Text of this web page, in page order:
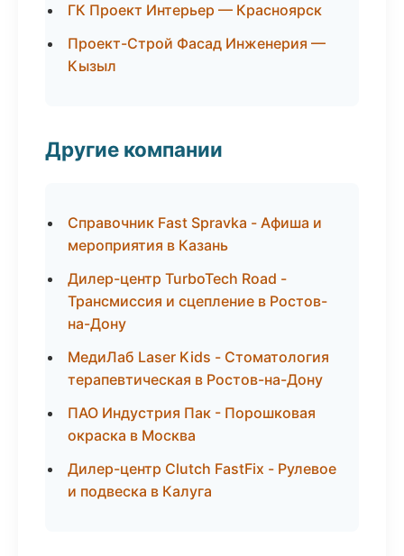
ГК Проект Интерьер — Красноярск
Проект-Строй Фасад Инженерия —
Кызыл
Другие компании
Справочник Fast Spravka - Афиша и
мероприятия в Казань
Дилер-центр TurboTech Road -
Трансмиссия и сцепление в Ростов-
на-Дону
МедиЛаб Laser Kids - Стоматология
терапевтическая в Ростов-на-Дону
ПАО Индустрия Пак - Порошковая
окраска в Москва
Дилер-центр Clutch FastFix - Рулевое
и подвеска в Калуга